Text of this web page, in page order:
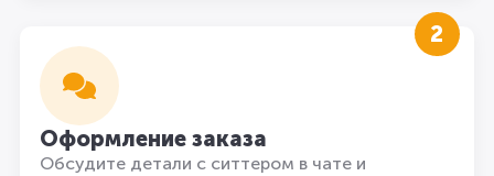
2
Оформление заказа
Обсудите детали с ситтером в чате и